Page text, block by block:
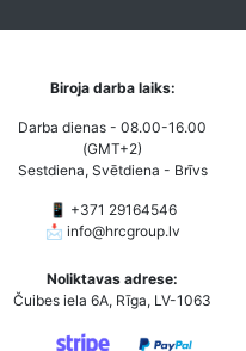
Biroja darba laiks:
Darba dienas - 08.00-16.00
(GMT+2)
Sestdiena, Svētdiena - Brīvs
📱 +371 29164546
📩 info@hrcgroup.lv
Noliktavas adrese:
Čuibes iela 6A, Rīga, LV-1063